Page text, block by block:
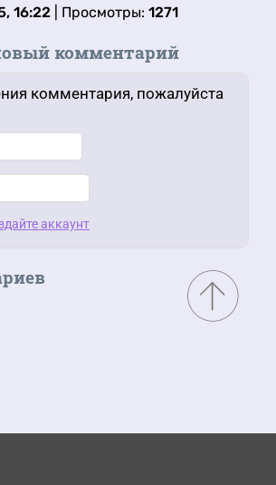
16:22 | Просмотры: 1271
комментарий
комментария, пожалуйста
аккаунт